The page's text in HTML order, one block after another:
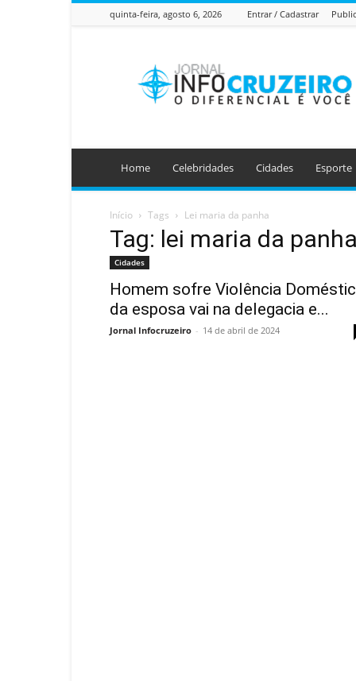
quinta-feira, agosto 6, 2026 Entrar / Cadastrar
Info
Cruzeiro
Home Celebridades Cidades Esporte
Início Tags Lei maria da panha
Tag: lei maria da
Cidades
Homem sofre Violência
da esposa vai na delegacia e...
Jornal Infocruzeiro - 14 de abril de 2024